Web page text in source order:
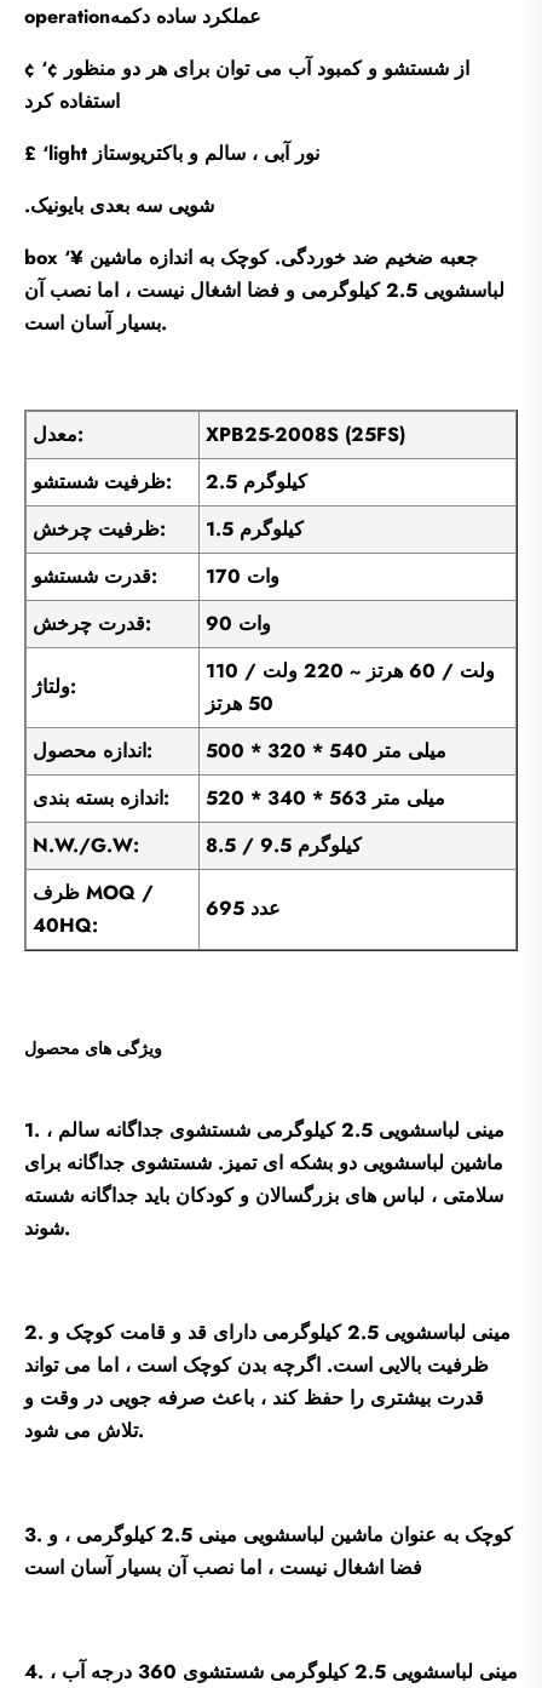
operationعملکرد ساده دکمه
¢ ‘¢ از شستشو و کمبود آب می توان برای هر دو منظور
استفاده کرد
£ ‘light نور آبی ، سالم و باکتریوستاز
.شویی سه بعدی بایونیک
box ‘¥ جعبه ضخیم ضد خوردگی. کوچک به اندازه ماشین
لباسشویی 2.5 کیلوگرمی و فضا اشغال نیست ، اما نصب آن
بسیار آسان است.
معدل:
XPB25-2008S (25FS)
ظرفیت شستشو:
2.5 کیلوگرم
ظرفیت چرخش:
1.5 کیلوگرم
قدرت شستشو:
170 وات
قدرت چرخش:
90 وات
ولتاژ:
110 ولت / 60 هرتز ~ 220 ولت /
50 هرتز
اندازه محصول:
500 * 320 * 540 میلی متر
اندازه بسته بندی:
520 * 340 * 563 میلی متر
N.W./G.W:
8.5 / 9.5 کیلوگرم
ظرف MOQ /
40HQ:
695 عدد
ویژگی های محصول
1. مینی لباسشویی 2.5 کیلوگرمی شستشوی جداگانه سالم ،
ماشین لباسشویی دو بشکه ای تمیز. شستشوی جداگانه برای
سلامتی ، لباس های بزرگسالان و کودکان باید جداگانه شسته
شوند.
2. مینی لباسشویی 2.5 کیلوگرمی دارای قد و قامت کوچک و
ظرفیت بالایی است. اگرچه بدن کوچک است ، اما می تواند
قدرت بیشتری را حفظ کند ، باعث صرفه جویی در وقت و
تلاش می شود.
3. کوچک به عنوان ماشین لباسشویی مینی 2.5 کیلوگرمی ، و
فضا اشغال نیست ، اما نصب آن بسیار آسان است
4. مینی لباسشویی 2.5 کیلوگرمی شستشوی 360 درجه آب ،